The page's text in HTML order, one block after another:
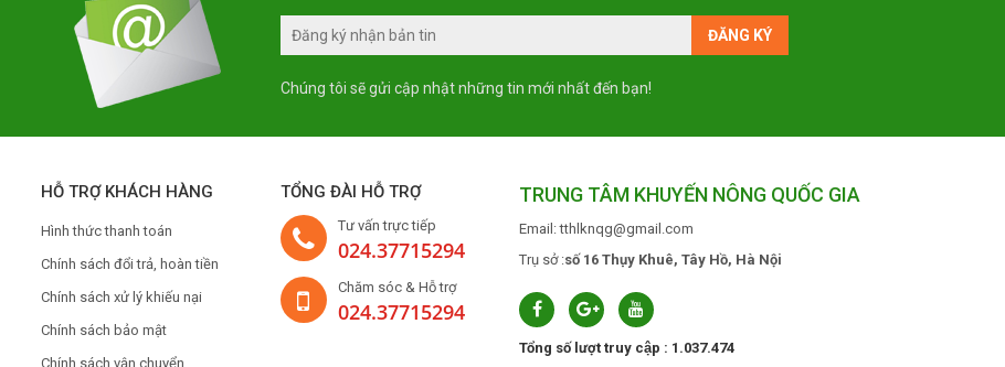
Chúng tôi sẽ gửi cập nhật những tin mới nhất đến bạn!
HỖ TRỢ KHÁCH HÀNG
Hình thức thanh toán
Chính sách đổi trả, hoàn tiền
Chính sách xử lý khiếu nại
Chính sách bảo mật
Chính sách vận chuyển
TỔNG ĐÀI HỖ TRỢ
Tư vấn trực tiếp
024.37715294
Chăm sóc & Hỗ trợ
024.37715294
TRUNG TÂM KHUYẾN NÔNG QUỐC GIA
Email: tthlknqg@gmail.com
Trụ sở :số 16 Thụy Khuê, Tây Hồ, Hà Nội
Tổng số lượt truy cập : 1.037.474